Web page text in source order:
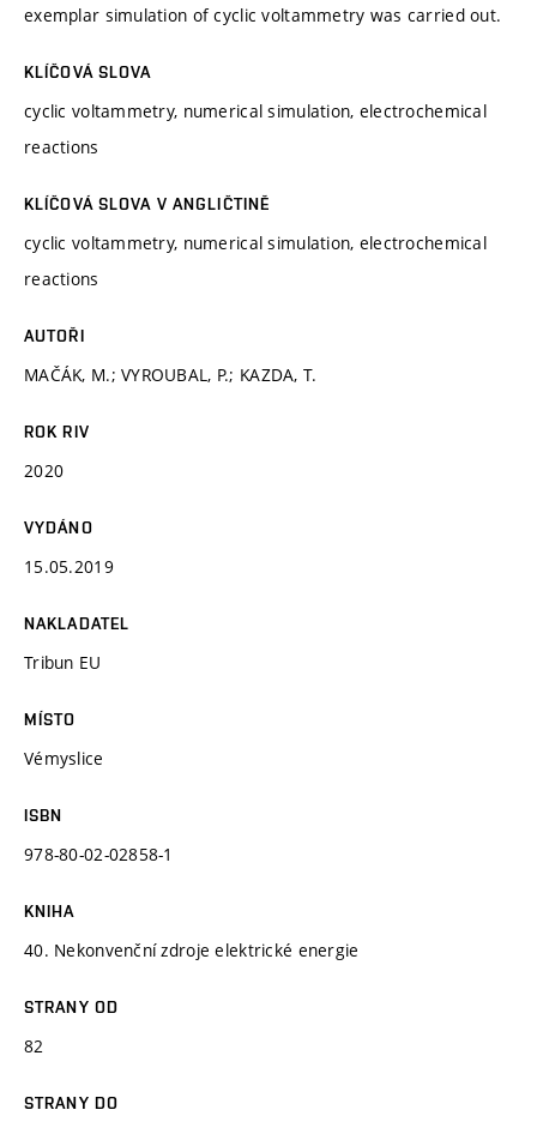
exemplar simulation of cyclic voltammetry was carried out.
KLÍČOVÁ SLOVA
cyclic voltammetry, numerical simulation, electrochemical
reactions
KLÍČOVÁ SLOVA V ANGLIČTINĚ
cyclic voltammetry, numerical simulation, electrochemical
reactions
AUTOŘI
MAČÁK, M.; VYROUBAL, P.; KAZDA, T.
ROK RIV
2020
VYDÁNO
15.05.2019
NAKLADATEL
Tribun EU
MÍSTO
Vémyslice
ISBN
978-80-02-02858-1
KNIHA
40. Nekonvenční zdroje elektrické energie
STRANY OD
82
STRANY DO